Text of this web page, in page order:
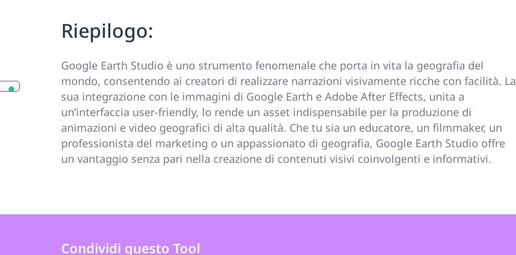
Riepilogo:
Google Earth Studio è uno strumento fenomenale che porta in vita la geografia del
mondo, consentendo ai creatori di realizzare narrazioni visivamente ricche con facilità. La
sua integrazione con le immagini di Google Earth e Adobe After Effects, unita a
un’interfaccia user-friendly, lo rende un asset indispensabile per la produzione di
animazioni e video geografici di alta qualità. Che tu sia un educatore, un filmmaker, un
professionista del marketing o un appassionato di geografia, Google Earth Studio offre
un vantaggio senza pari nella creazione di contenuti visivi coinvolgenti e informativi.
Condividi questo Tool